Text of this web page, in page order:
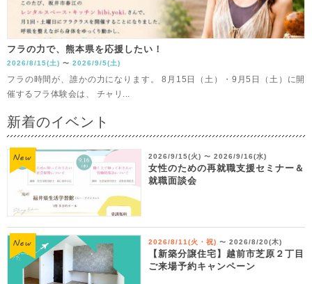
フラの力で、熊本県を応援したい！
2026/8/15(土) 〜 2026/9/5(土)
フラの時間が、誰かの力になります。 8月15日（土）・9月5日（土）に開
催するフラ体験会は、 チャリ...
新着のイベント
2026/9/15(火) 〜 2026/9/16(水)
女性のための再就職支援セミナー＆
就職面談会
2026/8/11(火・祝) 〜 2026/8/20(木)
【新築分譲住宅】越前市芝原２丁目
ご来場予約キャンペーン